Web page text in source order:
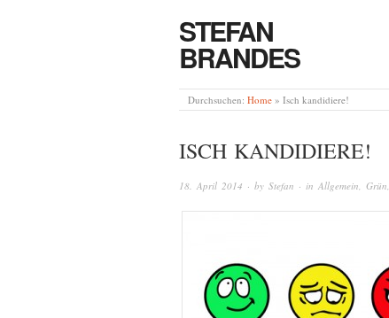
STEFAN
BRANDES
Durchsuchen: Home » Isch kandidiere!
ISCH KANDIDIERE!
18. April 2014 · by Stefan · in Allgemein, Grün,